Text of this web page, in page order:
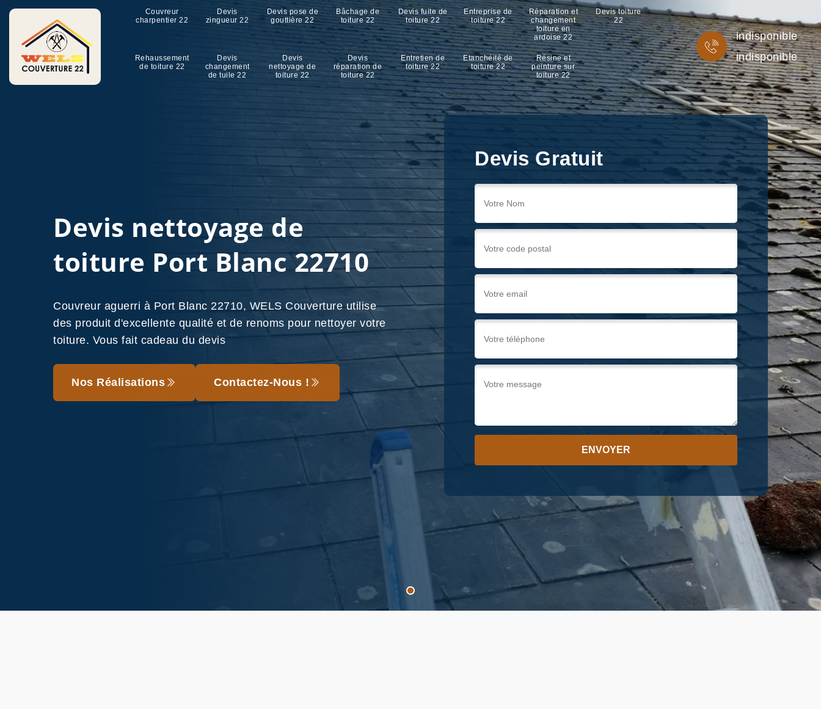
Couvreur
charpentier 22
Devis
zingueur 22
Devis pose de
gouttière 22
Bâchage de
toiture 22
Devis fuite de
toiture 22
Entreprise de
toiture 22
Réparation et
changement
toiture en
ardoise 22
Devis toiture
22
Rehaussement
de toiture 22
Devis
changement
de tuile 22
Devis
nettoyage de
toiture 22
Devis
réparation de
toiture 22
Entretien de
toiture 22
Etanchéité de
toiture 22
Résine et
peinture sur
toiture 22
indisponible
indisponible
Devis nettoyage de
toiture Port Blanc 22710
Couvreur aguerri à Port Blanc 22710, WELS Couverture utilise
des produit d'excellente qualité et de renoms pour nettoyer votre
toiture. Vous fait cadeau du devis
Nos Réalisations Contactez-Nous !
Devis Gratuit